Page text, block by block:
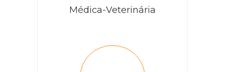
Médica-Veterinária